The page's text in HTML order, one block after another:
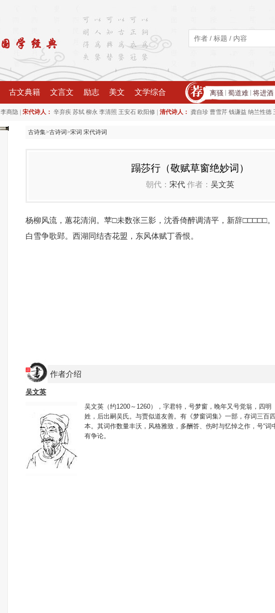
古文典籍 文言文 励志 美文 文学综合 离骚 蜀道难 将进酒
李商隐 宋代诗人： 辛弃疾 苏轼 柳永 李清照 王安石 欧阳修 清代诗人： 龚自珍 曹雪芹 钱谦益 纳兰性德
古诗集>古诗词>宋词 宋代诗词
蹋莎行（敬赋草窗绝妙词）
朝代： 宋代 作者： 吴文英
杨柳风流，蕙花清润。苹□未数张三影，沈香倚醉调清平，新辞□□□□□
白雪争歌郢。西湖同结杏花盟，东风体赋丁香恨。
作者介绍
吴文英
吴文英（约1200～1260），字君特，号梦窗，晚年又号觉翁，四明
姓，后出嗣吴氏。与贾似道友善。有《梦窗词集》一部，存词三百
本。其词作数量丰沃，风格雅致，多酬答、伤时与忆悼之作，号“词
有争论。